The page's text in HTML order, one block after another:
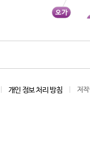
오가
개인 정보 처리 방침 저